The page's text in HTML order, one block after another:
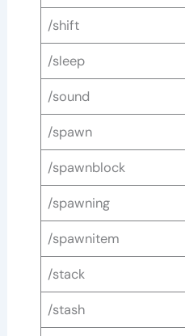
/shift
/sleep
/sound
/spawn
/spawnblock
/spawning
/spawnitem
/stack
/stash